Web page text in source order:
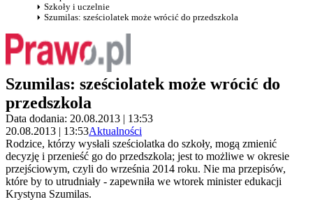
Szkoły i uczelnie
Szumilas: sześciolatek może wrócić do przedszkola
Szumilas: sześciolatek może wrócić do
przedszkola
Data dodania: 20.08.2013 | 13:53
20.08.2013 | 13:53Aktualności
Rodzice, którzy wysłali sześciolatka do szkoły, mogą zmienić
decyzję i przenieść go do przedszkola; jest to możliwe w okresie
przejściowym, czyli do września 2014 roku. Nie ma przepisów,
które by to utrudniały - zapewniła we wtorek minister edukacji
Krystyna Szumilas.